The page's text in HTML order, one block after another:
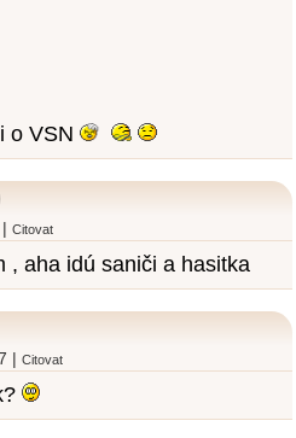
o VSN
Citovat
, aha idú saniči a hasitka
|Citovat